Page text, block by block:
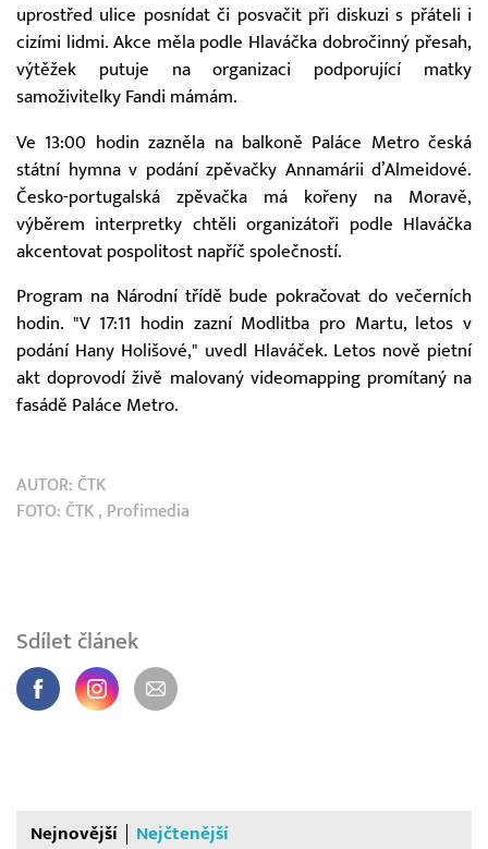
uprostřed ulice posnídat či posvačit při diskuzi s přáteli i
cizími lidmi. Akce měla podle Hlaváčka dobročinný přesah,
výtěžek putuje na organizaci podporující matky
samoživitelky Fandi mámám.
Ve 13:00 hodin zazněla na balkoně Paláce Metro česká
státní hymna v podání zpěvačky Annamárii d’Almeidové.
Česko-portugalská zpěvačka má kořeny na Moravě,
výběrem interpretky chtěli organizátoři podle Hlaváčka
akcentovat pospolitost napříč společností.
Program na Národní třídě bude pokračovat do večerních
hodin. "V 17:11 hodin zazní Modlitba pro Martu, letos v
podání Hany Holišové," uvedl Hlaváček. Letos nově pietní
akt doprovodí živě malovaný videomapping promítaný na
fasádě Paláce Metro.
AUTOR: ČTK
FOTO: ČTK , Profimedia
Sdílet článek
Nejnovější Nejčtenější